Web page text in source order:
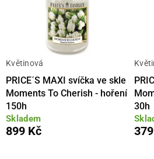
Květinová
PRICE´S MAXI svíčka ve skle
Moments To Cherish - hoření
150h
Skladem
899 Kč
30h